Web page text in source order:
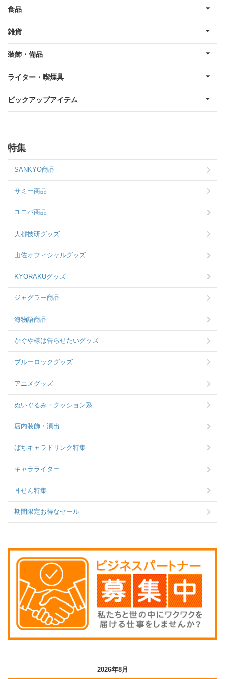
食品
雑貨
装飾・備品
ライター・喫煙具
ピックアップアイテム
特集
SANKYO商品
サミー商品
ユニバ商品
大都技研グッズ
山佐オフィシャルグッズ
KYORAKUグッズ
ジャグラー商品
海物語商品
かぐや様は告らせたいグッズ
ブルーロックグッズ
アニメグッズ
ぬいぐるみ・クッション系
店内装飾・演出
ぱちキャラドリンク特集
キャラライター
耳せん特集
期間限定お得なセール
2026年8月